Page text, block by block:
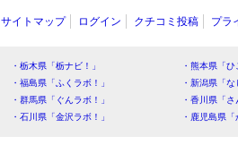
サイトマップ ログイン クチコミ投稿 プラ
・栃木県「栃ナビ！」
・熊本県「
・福島県「ふくラボ！」
・新潟県「
・群馬県「ぐんラボ！」
・香川県「
・石川県「金沢ラボ！」
・鹿児島県